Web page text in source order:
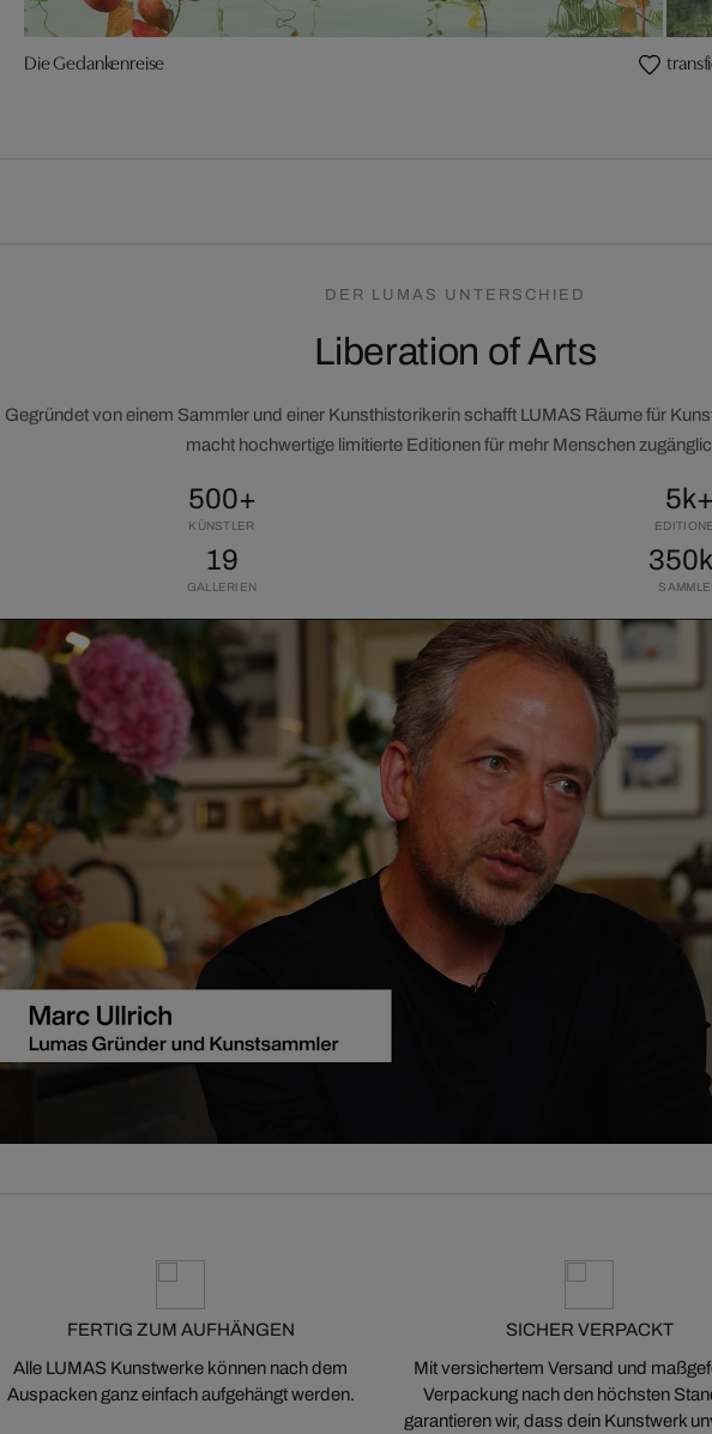
Die Gedankenreise
DER LUMAS UNTERSCHIED
Liberation of Arts
Gegründet von einem Sammler und einer Kunsthistorikerin schafft LUMAS Räume für
macht hochwertige limitierte Editionen für mehr Menschen
500+
KÜNSTLER
5k+
19
GALLERIEN
FERTIG ZUM AUFHÄNGEN
Alle LUMAS Kunstwerke können nach dem
Auspacken ganz einfach aufgehängt werden.
SICHER VERPACKT
Mit versichertem Versand und
Verpackung nach den höchsten
garantieren wir, dass dein Kunstwerk